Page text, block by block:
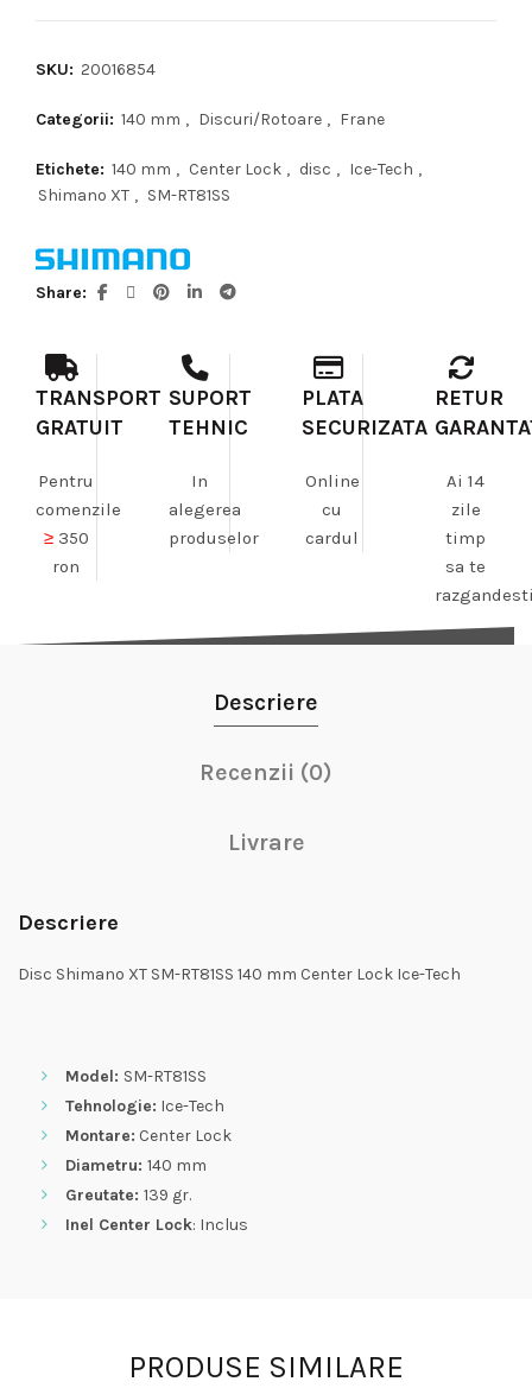
SKU: 20016854
Categorii: 140 mm , Discuri/Rotoare , Frane
Etichete: 140 mm , Center Lock , disc , Ice-Tech ,
Shimano XT , SM-RT81SS
Share
TRANSPORT
GRATUIT
Pentru
comenzile
≥350
ron
SUPORT
TEHNIC
In
alegerea
produselor
PLATA
SECURIZATA
Online
cu
cardul
RETUR
Ai 14
zile
timp
sa te
Descriere
Recenzii (0)
Livrare
Descriere
Disc Shimano XT SM-RT81SS 140 mm Center Lock Ice-Tech
Model: SM-RT81SS
Tehnologie: Ice-Tech
Montare: Center Lock
Diametru: 140 mm
Greutate: 139 gr.
Inel Center Lock: Inclus
PRODUSE SIMILARE